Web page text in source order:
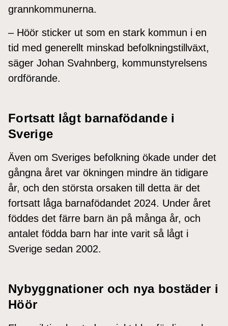
grannkommunerna.
– Höör sticker ut som en stark kommun i en
tid med generellt minskad befolkningstillväxt,
säger Johan Svahnberg, kommunstyrelsens
ordförande.
Fortsatt lågt barnafödande i
Sverige
Även om Sveriges befolkning ökade under det
gångna året var ökningen mindre än tidigare
år, och den största orsaken till detta är det
fortsatt låga barnafödandet 2024. Under året
föddes det färre barn än på många år, och
antalet födda barn har inte varit så lågt i
Sverige sedan 2002.
Nybyggnationer och nya bostäder i
Höör